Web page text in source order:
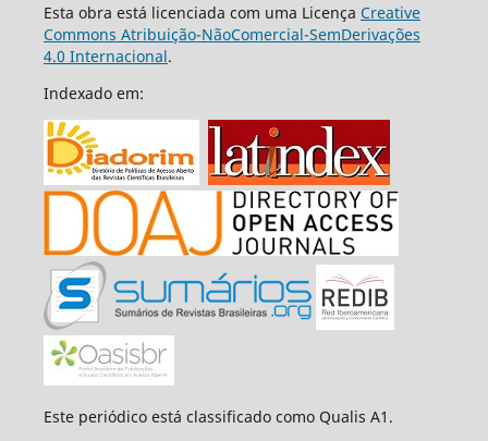
Esta obra está licenciada com uma Licença Creative
Commons Atribuição-NãoComercial-SemDerivações
4.0 Internacional.
Indexado em:
Este periódico está classificado como Qualis A1.